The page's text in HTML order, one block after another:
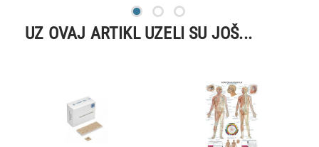
UZ OVAJ ARTIKL UZELI SU JOŠ...